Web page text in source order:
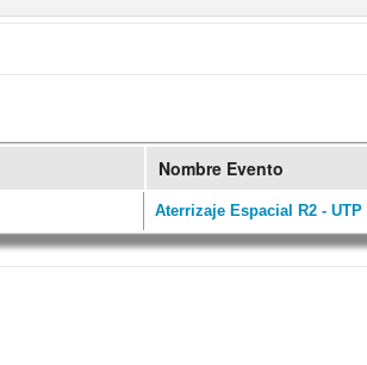
Nombre Evento
Aterrizaje Espacial R2 - UTP